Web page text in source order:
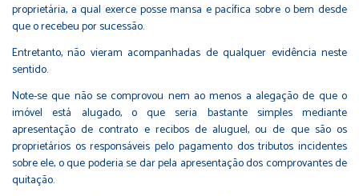
proprietária, a qual exerce posse mansa e pacífica sobre o bem desde
que o recebeu por sucessão.
Entretanto, não vieram acompanhadas de qualquer evidência neste
sentido.
Note-se que não se comprovou nem ao menos a alegação de que o
imóvel está alugado, o que seria bastante simples mediante
apresentação de contrato e recibos de aluguel, ou de que são os
proprietários os responsáveis pelo pagamento dos tributos incidentes
sobre ele, o que poderia se dar pela apresentação dos comprovantes de
quitação.